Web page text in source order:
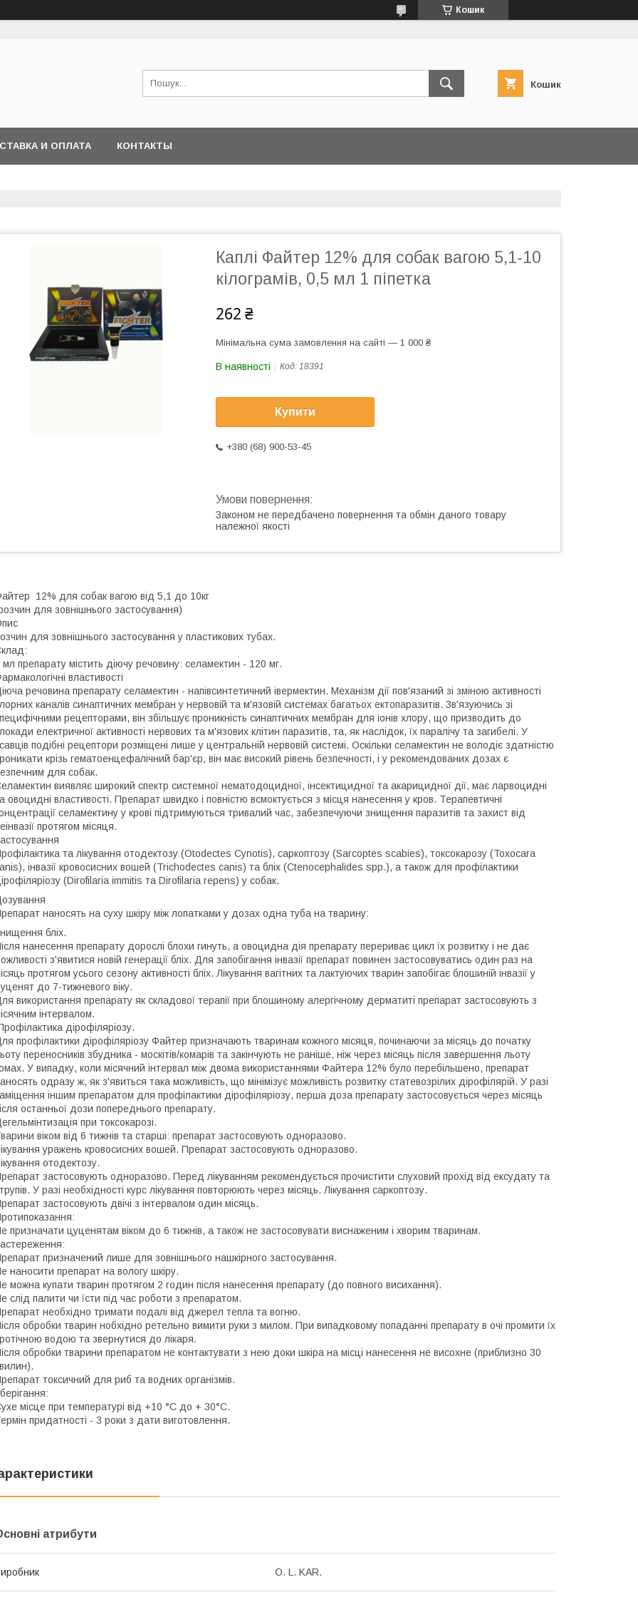
Кошик
Кошик
И ОПЛАТА КОНТАКТЫ
Каплі Файтер 12% для собак вагою 5,1-10
кілограмів, 0,5 мл 1 піпетка
262 ₴
Мінімальна сума замовлення на сайті — 1 000 ₴
В наявності Код: 18391
Купити
+380 (68) 900-53-45
Законом не передбачено повернення та обмін даного товару
належної якості
12% для собак вагою від 5,1 до 10кг
для зовнішнього застосування)
для зовнішнього застосування у пластикових тубах.
мл препарату містить діючу речовину: селамектин - 120 мг.
властивості
речовина препарату селамектин - напівсинтетичний івермектин. Механізм дії пов'язаний зі зміною активності
каналів синаптичних мембран у нервовій та м'язовій системах багатьох ектопаразитів. Зв'язуючись зі
рецепторами, він збільшує проникність синаптичних мембран для іонів хлору, що призводить до
електричної активності нервових та м'язових клітин паразитів, та, як наслідок, їх паралічу та загибелі. У
подібні рецептори розміщені лише у центральній нервовій системі. Оскільки селамектин не володіє здатністю
крізь гематоенцефалічний бар'єр, він має високий рівень безпечності, і у рекомендованих дозах є
для собак.
виявляє широкий спектр системної нематодоцидної, інсектицидної та акарицидної дії, має ларвоцидні
овоцидні властивості. Препарат швидко і повністю всмоктується з місця нанесення у кров. Терапевтичні
селамектину у крові підтримуються тривалий час, забезпечуючи знищення паразитів та захист від
протягом місяця.
та лікування отодектозу (Otodectes Cynotis), саркоптозу (Sarcoptes scabies), токсокарозу (Toxocara
інвазії кровосисних вошей (Trichodectes canis) та бліх (Ctenocephalides spp.), а також для профілактики
(Dirofilaria immitis та Dirofilaria repens) у собак.
наносять на суху шкіру між лопатками у дозах одна туба на тварину:
бліх.
нанесення препарату дорослі блохи гинуть, а овоцидна дія препарату перериває цикл їх розвитку і не дає
з'явитися новій генерації бліх. Для запобігання інвазії препарат повинен застосовуватись один раз на
протягом усього сезону активності бліх. Лікування вагітних та лактуючих тварин запобігає блошиній інвазії у
до 7-тижневого віку.
використання препарату як складової терапії при блошиному алергічному дерматиті препарат застосовують з
інтервалом.
дірофіляріозу.
профілактики дірофіляріозу Файтер призначають тваринам кожного місяця, починаючи за місяць до початку
переносників збудника - москітів/комарів та закінчують не раніше, ніж через місяць після завершення льоту
У випадку, коли місячний інтервал між двома використаннями Файтера 12% було перебільшено, препарат
одразу ж, як з'явиться така можливість, що мінімізує можливість розвитку статевозрілих дірофілярій. У разі
іншим препаратом для профілактики дірофіляріозу, перша доза препарату застосовується через місяць
останньої дози попереднього препарату.
при токсокарозі.
віком від 6 тижнів та старші: препарат застосовують одноразово.
уражень кровосисних вошей. Препарат застосовують одноразово.
отодектозу.
застосовують одноразово. Перед лікуванням рекомендується прочистити слуховий прохід від ексудату та
У разі необхідності курс лікування повторюють через місяць. Лікування саркоптозу.
застосовують двічі з інтервалом один місяць.
призначати цуценятам віком до 6 тижнів, а також не застосовувати виснаженим і хворим тваринам.
призначений лише для зовнішнього нашкірного застосування.
наносити препарат на вологу шкіру.
можна купати тварин протягом 2 годин після нанесення препарату (до повного висихання).
слід палити чи їсти під час роботи з препаратом.
необхідно тримати подалі від джерел тепла та вогню.
обробки тварин нобхідно ретельно вимити руки з милом. При випадковому попаданні препарату в очі промити їх
водою та звернутися до лікаря.
обробки тварини препаратом не контактувати з нею доки шкіра на місці нанесення не висохне (приблизно 30
токсичний для риб та водних організмів.
місце при температурі від +10 °С до + 30°С.
придатності - 3 роки з дати виготовлення.
атрибути
O. L. KAR.